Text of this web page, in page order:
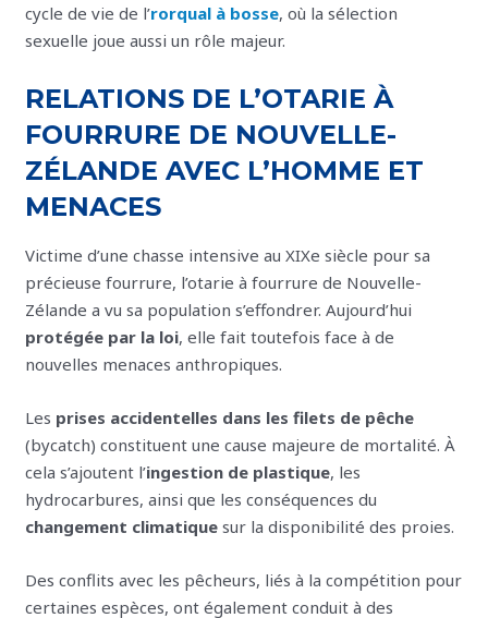
cycle de vie de l’rorqual à bosse, où la sélection
sexuelle joue aussi un rôle majeur.
RELATIONS DE L’OTARIE À
FOURRURE DE NOUVELLE-
ZÉLANDE AVEC L’HOMME ET
MENACES
Victime d’une chasse intensive au XIXe siècle pour sa
précieuse fourrure, l’otarie à fourrure de Nouvelle-
Zélande a vu sa population s’effondrer. Aujourd’hui
protégée par la loi, elle fait toutefois face à de
nouvelles menaces anthropiques.
Les prises accidentelles dans les filets de pêche
(bycatch) constituent une cause majeure de mortalité. À
cela s’ajoutent l’ingestion de plastique, les
hydrocarbures, ainsi que les conséquences du
changement climatique sur la disponibilité des proies.
Des conflits avec les pêcheurs, liés à la compétition pour
certaines espèces, ont également conduit à des